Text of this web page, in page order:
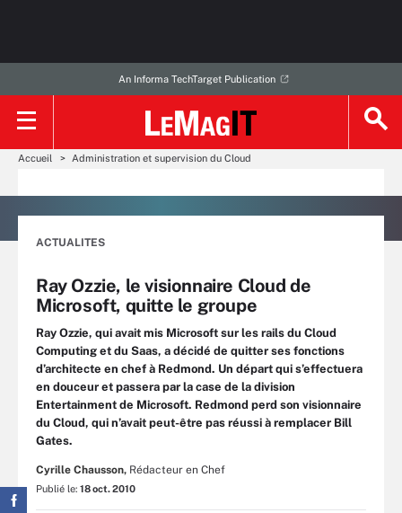
An Informa TechTarget Publication
Accueil Administration et supervision du Cloud
ACTUALITES
Ray Ozzie, le visionnaire Cloud de
Microsoft, quitte le groupe
Ray Ozzie, qui avait mis Microsoft sur les rails du Cloud
Computing et du Saas, a décidé de quitter ses fonctions
d’architecte en chef à Redmond. Un départ qui s’effectuera
en douceur et passera par la case de la division
Entertainment de Microsoft. Redmond perd son visionnaire
du Cloud, qui n’avait peut-être pas réussi à remplacer Bill
Gates.
Cyrille Chausson, Rédacteur en Chef
Publié le: 18 oct. 2010